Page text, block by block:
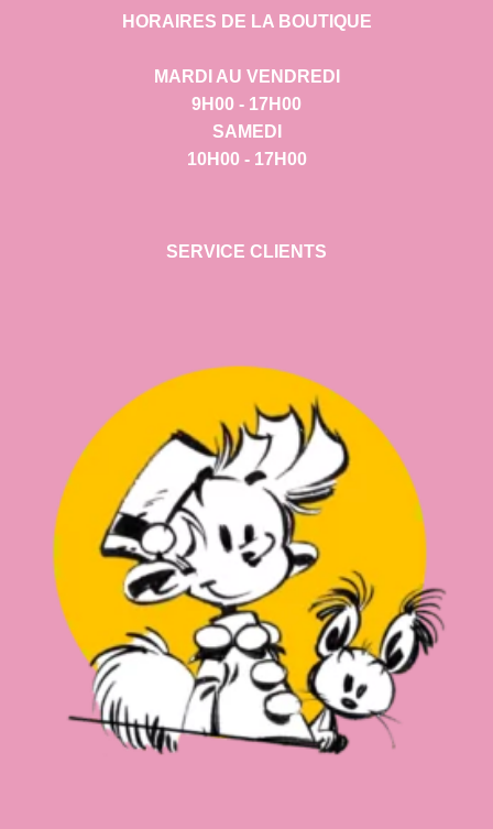
HORAIRES DE LA BOUTIQUE
MARDI AU VENDREDI
9H00 - 17H00
SAMEDI
10H00 - 17H00
SERVICE CLIENTS